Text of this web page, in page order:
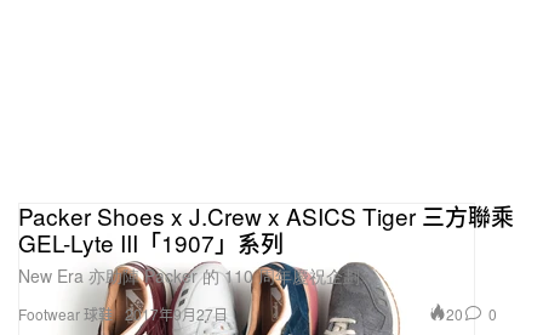
Footwear 球鞋
Packer Shoes x J.Crew x ASICS Tiger 三方聯乘
GEL-Lyte III「1907」系列
New Era 亦助陣 Packer 的 110 周年慶祝企劃。
2017年9月27日 20 0